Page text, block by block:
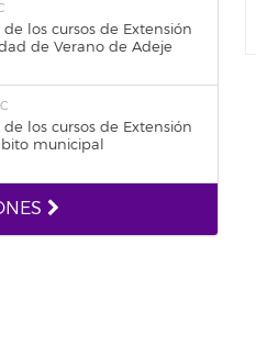
los cursos de Extensión
de Verano de Adeje
los cursos de Extensión
municipal